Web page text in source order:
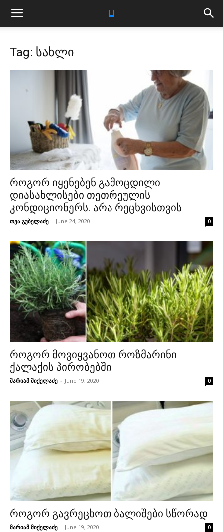
Tag: სახლი
როგორ იყენებენ გამოცდილი
დიასახლისები თეთრეულის
კონდიციონერს. არა რეცხვისთვის
თეა გუბელაძე - June 24, 2020 0
როგორ მოვიყვანოთ როზმარინი
ქალაქის პირობებში
მარიამ მიქელაძე - June 19, 2020 0
როგორ გავრეცხოთ ბალიშები სწორად
მარიამ მიქელაძე - June 19, 2020 0